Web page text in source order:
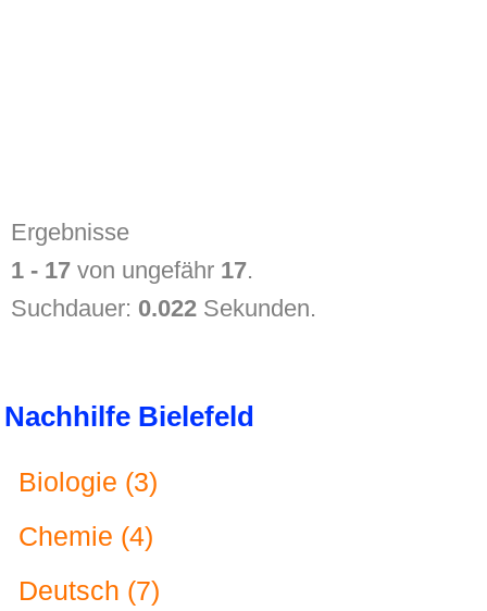
Ergebnisse
1 - 17 von ungefähr 17.
Suchdauer: 0.022 Sekunden.
Nachhilfe Bielefeld
Biologie (3)
Chemie (4)
Deutsch (7)